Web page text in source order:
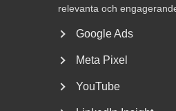
relevanta och
Google Ads
Meta Pixel
YouTube
Luftledningar
luftledningar i större